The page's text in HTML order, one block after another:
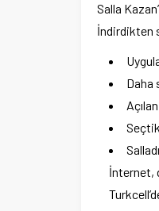
Salla
İndirdikten
Daha
İnternet,